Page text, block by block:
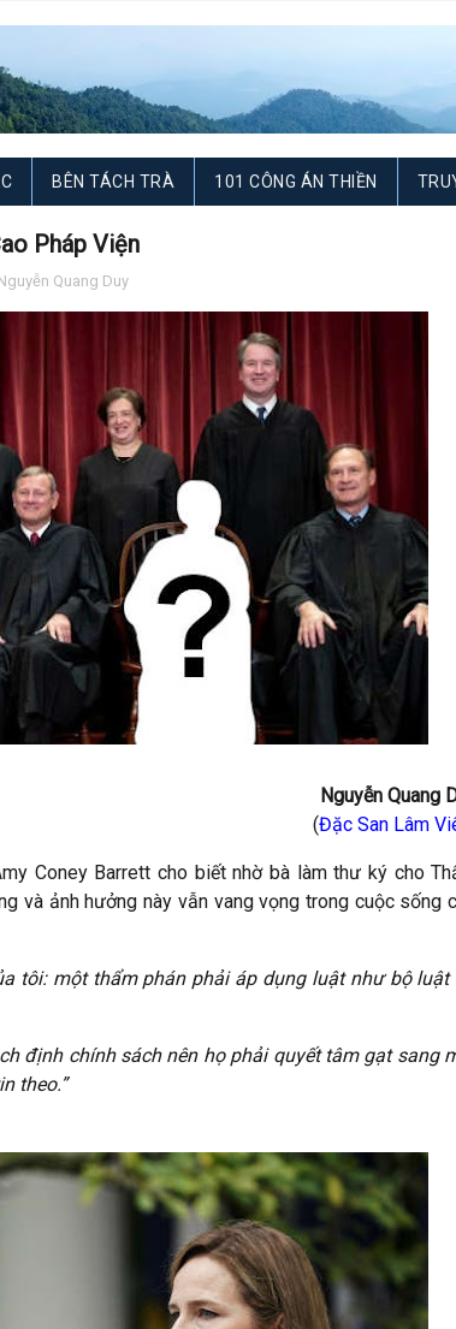
BÊN TÁCH TRÀ 101 CÔNG ÁN THIỀN
Pháp Viện
Quang Duy
Nguyễn Quang
(Đặc San Lâm
Coney Barrett cho biết nhờ bà làm thư ký cho
và ảnh hưởng này vẫn vang vọng trong cuộc sống
tôi: một thẩm phán phải áp dụng luật như bộ luật
định chính sách nên họ phải quyết tâm gạt sang
theo.”